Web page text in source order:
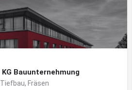
KG Bauunternehmung
Fräsen